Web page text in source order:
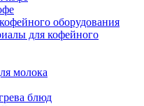
оборудования
для кофейного
молока
блюд